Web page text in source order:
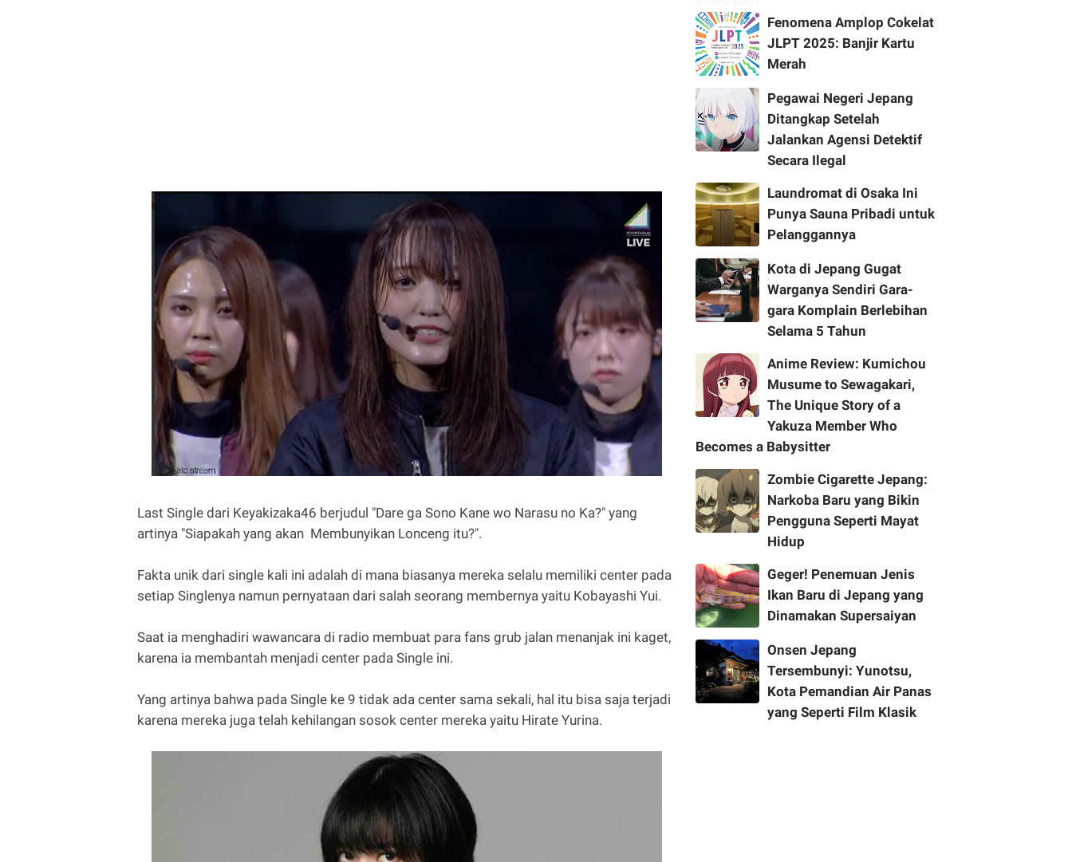
Last Single dari Keyakizaka46 berjudul "Dare ga Sono Kane wo Narasu no Ka?" yang
artinya "Siapakah yang akan Membunyikan Lonceng itu?".
Fakta unik dari single kali ini adalah di mana biasanya mereka selalu memiliki center pada
setiap Singlenya namun pernyataan dari salah seorang membernya yaitu Kobayashi Yui.
Saat ia menghadiri wawancara di radio membuat para fans grub jalan menanjak ini kaget,
karena ia membantah menjadi center pada Single ini.
Yang artinya bahwa pada Single ke 9 tidak ada center sama sekali, hal itu bisa saja terjadi
karena mereka juga telah kehilangan sosok center mereka yaitu Hirate Yurina.
Fenomena Amplop Cokelat
JLPT 2025: Banjir Kartu
Merah
Pegawai Negeri Jepang
Ditangkap Setelah
Jalankan Agensi Detektif
Secara Ilegal
Laundromat di Osaka Ini
Punya Sauna Pribadi untuk
Pelanggannya
Kota di Jepang Gugat
Warganya Sendiri Gara-
gara Komplain Berlebihan
Selama 5 Tahun
Anime Review: Kumichou
Musume to Sewagakari,
The Unique Story of a
Yakuza Member Who
Becomes a Babysitter
Zombie Cigarette Jepang:
Narkoba Baru yang Bikin
Pengguna Seperti Mayat
Hidup
Geger! Penemuan Jenis
Ikan Baru di Jepang yang
Dinamakan Supersaiyan
Onsen Jepang
Tersembunyi: Yunotsu,
Kota Pemandian Air Panas
yang Seperti Film Klasik